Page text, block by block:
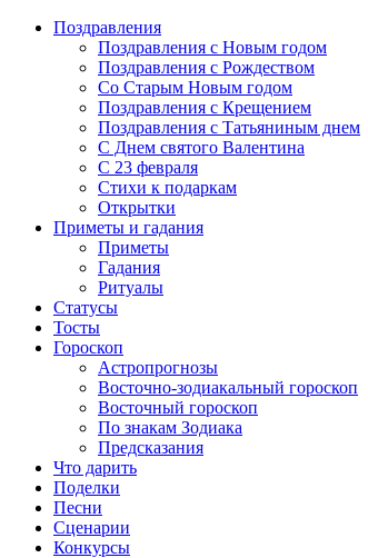
Поздравления
Поздравления с Новым годом
Поздравления с Рождеством
Со Старым Новым годом
Поздравления с Крещением
Поздравления с Татьяниным днем
С Днем святого Валентина
C 23 февраля
Стихи к подаркам
Открытки
Приметы и гадания
Приметы
Гадания
Ритуалы
Статусы
Тосты
Гороскоп
Астропрогнозы
Восточно-зодиакальный гороскоп
Восточный гороскоп
По знакам Зодиака
Предсказания
Что дарить
Поделки
Песни
Сценарии
Конкурсы